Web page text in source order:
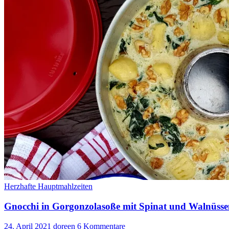
Herzhafte Hauptmahlzeiten
Gnocchi in Gorgonzolasoße mit Spinat und
24. April 2021 doreen 6 Kommentare